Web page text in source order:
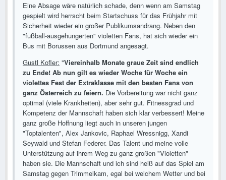
Eine Absage wäre natürlich schade, denn wenn am Samstag
gespielt wird herrscht beim Startschuss für das Frühjahr mit
Sicherheit wieder ein großer Publikumsandrang. Neben den
"fußball-ausgehungerten" violetten Fans, hat sich wieder ein
Bus mit Borussen aus Dortmund angesagt.
Gustl Kofler: "Viereinhalb Monate graue Zeit sind endlich
zu Ende! Ab nun gilt es wieder Woche für Woche ein
violettes Fest der Extraklasse mit den besten Fans von
ganz Österreich zu feiern. Die Vorbereitung war nicht ganz
optimal (viele Krankheiten), aber sehr gut. Fitnessgrad und
Kompetenz der Mannschaft haben sich klar verbessert! Meine
ganz große Hoffnung liegt auch in unseren jungen
"Toptalenten", Alex Jankovic, Raphael Wressnigg, Xandi
Seywald und Stefan Federer. Das Talent und meine volle
Unterstützung auf ihrem Weg zu ganz großen "Violetten"
haben sie. Die Mannschaft und ich sind heiß auf das Spiel am
Samstag gegen Trimmelkam, egal bei welchem Wetter und bei